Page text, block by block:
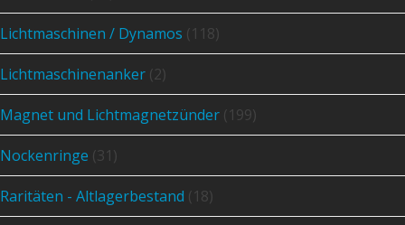
Lichtmaschinen / Dynamos (118)
Lichtmaschinenanker (2)
Magnet und Lichtmagnetzünder (199)
Nockenringe (31)
Raritäten - Altlagerbestand (18)